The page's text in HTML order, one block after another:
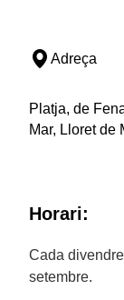
Adreça
Platja, de
Mar, Lloret de
Horari:
Cada
setembre.